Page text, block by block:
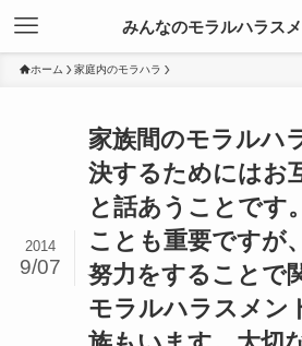
みんなのモラルハラス
ホーム 家庭内のモラハラ
家族間のモラルハ
決するためにはお
と話あうことです
ことも重要ですが
努力をすることで
モラルハラスメン
2014
9/07